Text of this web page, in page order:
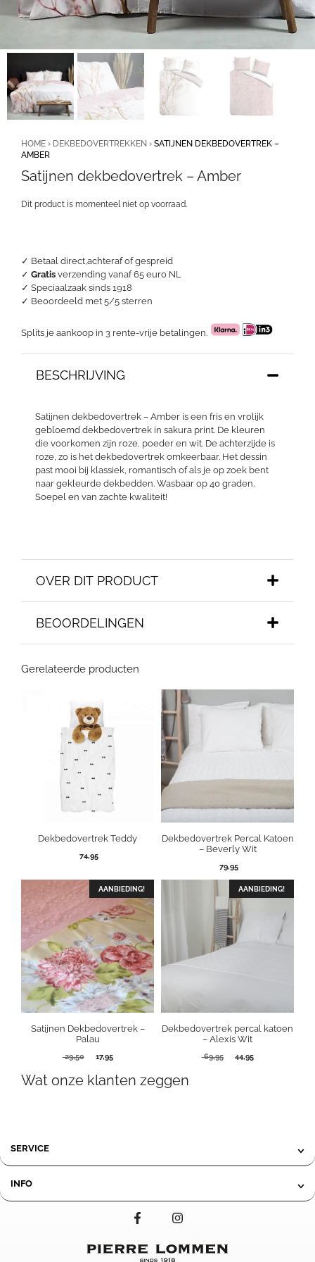
✓ Betaal direct,achteraf of gespreid
✓ Gratis verzending vanaf 65 euro NL
✓ Speciaalzaak sinds 1918
✓ Beoordeeld met 5/5 sterren
Splits je aankoop in 3 rente-vrije betalingen.
HOME › DEKBEDOVERTREKKEN › SATIJNEN DEKBEDOVERTREK –
AMBER
Satijnen dekbedovertrek – Amber
BESCHRIJVING
Satijnen dekbedovertrek – Amber is een fris en vrolijk
gebloemd dekbedovertrek in sakura print. De kleuren
die voorkomen zijn roze, poeder en wit. De achterzijde is
roze, zo is het dekbedovertrek omkeerbaar. Het dessin
past mooi bij klassiek, romantisch of als je op zoek bent
naar gekleurde dekbedden. Wasbaar op 40 graden.
Soepel en van zachte kwaliteit!
OVER DIT PRODUCT
BEOORDELINGEN
Dit product is momenteel niet op voorraad.
Gerelateerde producten
Dekbedovertrek Teddy
74,95
Dekbedovertrek Percal Katoen
– Beverly Wit
79,95
AANBIEDING!
Satijnen Dekbedovertrek –
Palau
29,50
Oorspronkelijke
was:
17,95Huidige
is:
AANBIEDING!
Dekbedovertrek percal katoen
– Alexis Wit
69,95
Oorspronkelijke
44,95Huidige
Wat onze klanten zeggen
SERVICE
INFO